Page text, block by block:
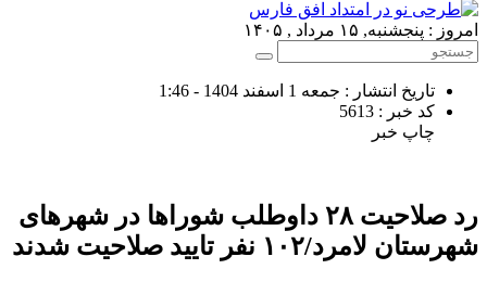
امروز : پنجشنبه, ۱۵ مرداد , ۱۴۰۵
تاریخ انتشار : جمعه 1 اسفند 1404 - 1:46
کد خبر : 5613
چاپ خبر
رد صلاحیت ۲۸ داوطلب شوراها در شهرهای
شهرستان لامرد/۱۰۲ نفر تایید صلاحیت شدند